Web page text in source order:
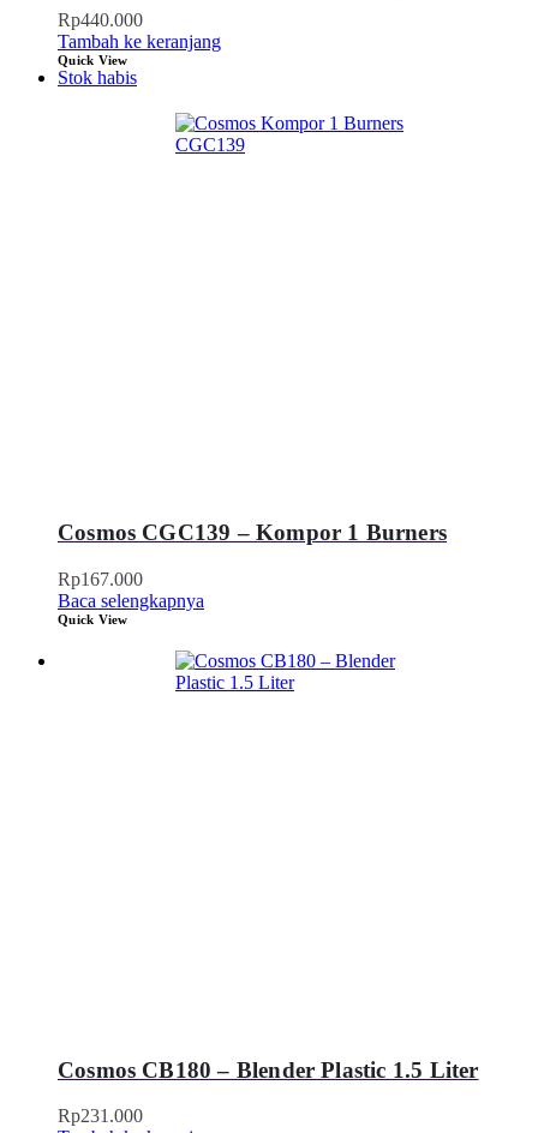
Rp440.000
Tambah ke keranjang
Quick View
Stok habis
Cosmos CGC139 – Kompor 1 Burners
Rp167.000
Baca selengkapnya
Quick View
Cosmos CB180 – Blender Plastic 1.5 Liter
Rp231.000